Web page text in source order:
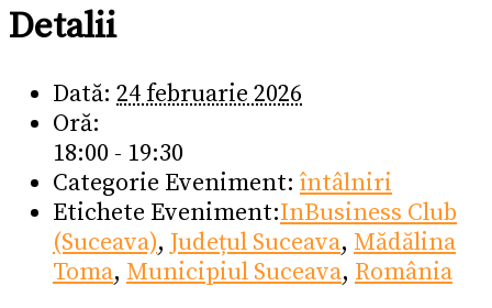
Detalii
Dată: 24 februarie 2026
Oră:
18:00 - 19:30
Categorie Eveniment: întâlniri
Etichete Eveniment:InBusiness Club
(Suceava), Județul Suceava, Mădălina
Toma, Municipiul Suceava, România